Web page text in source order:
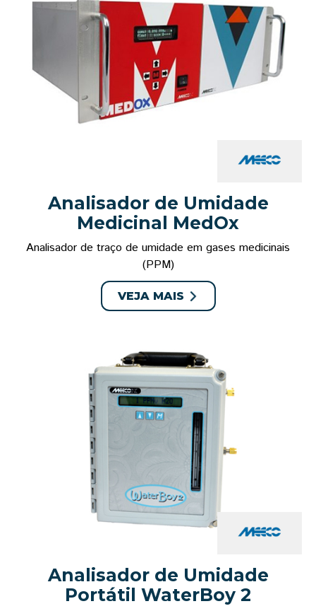
Analisador de Umidade
Medicinal MedOx
Analisador de traço de umidade em gases medicinais
(PPM)
VEJA MAIS
Analisador de Umidade
Portátil WaterBoy 2